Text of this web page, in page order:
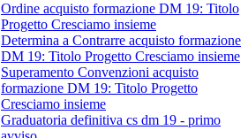
Ordine acquisto formazione DM 19: Titolo
Progetto Cresciamo insieme
Determina a Contrarre acquisto formazione
DM 19: Titolo Progetto Cresciamo insieme
Superamento Convenzioni acquisto
formazione DM 19: Titolo Progetto
Cresciamo insieme
Graduatoria definitiva cs dm 19 - primo